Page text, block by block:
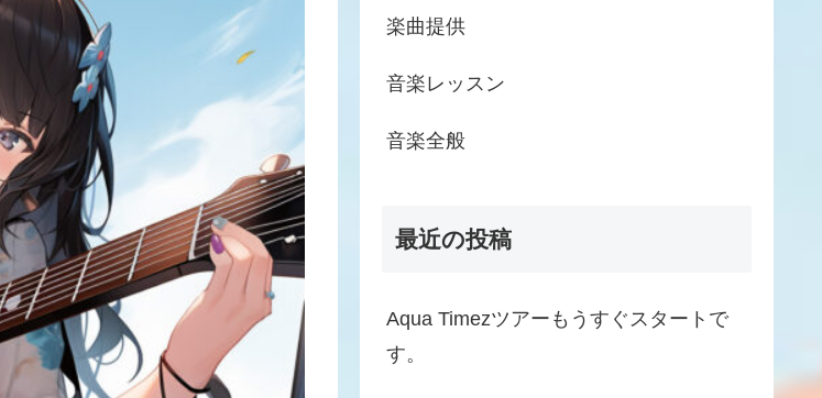
楽曲提供
音楽レッスン
音楽全般
最近の投稿
Aqua Timezツアーもうすぐスタートで
す。